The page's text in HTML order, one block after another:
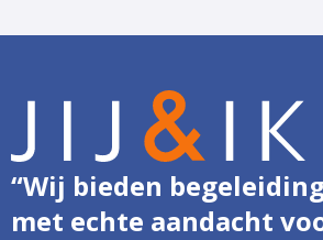
“Wij bieden
met echte aandacht